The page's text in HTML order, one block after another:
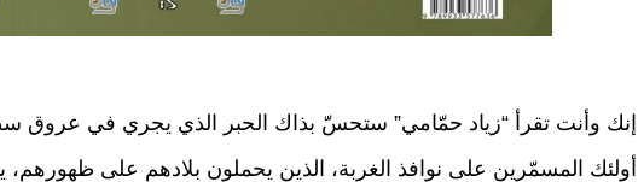
إنك وأنت تقرأ “زياد حمّامي” ستحسّ بذاك الحبر الذي يجري في
أولئك المسمّرين على نوافذ الغربة، الذين يحملون بلادهم على